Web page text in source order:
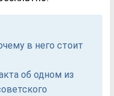
в него стоит
об одном из